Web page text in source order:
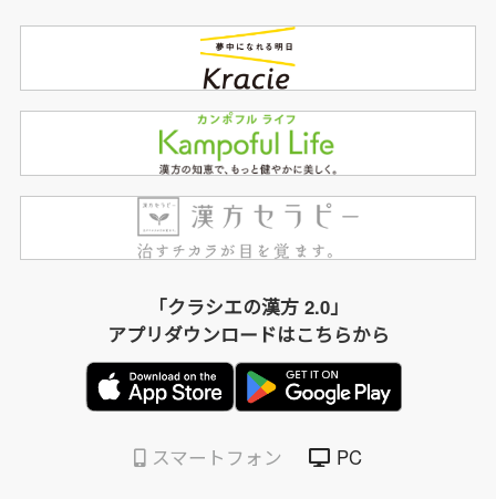
「クラシエの漢方 2.0」
アプリダウンロードはこちらから
スマートフォン PC